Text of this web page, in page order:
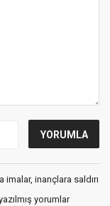
inançlara saldırı
yorumlar